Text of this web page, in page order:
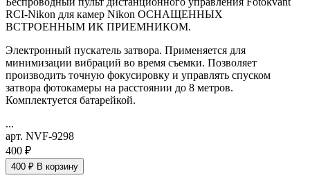
RCI-Nikon для камер Nikon ОСНАЩЕННЫХ
ВСТРОЕННЫМ ИК ПРИЕМНИКОМ.
Электронный пускатель затвора. Применяется для
минимизации вибраций во время съемки. Позволяет
производить точную фокусировку и управлять спуском
затвора фотокамеры на расстоянии до 8 метров.
Комплектуется батарейкой.
...
арт. NVF-9298
400 ₽
400 ₽ В корзину